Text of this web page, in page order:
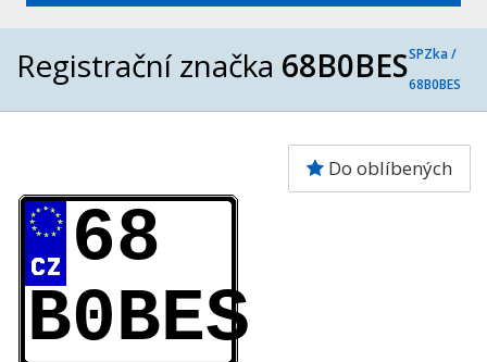
Registrační značka 68B0BESSPZka /
68B0BES
Do oblíbených
68
B0BES